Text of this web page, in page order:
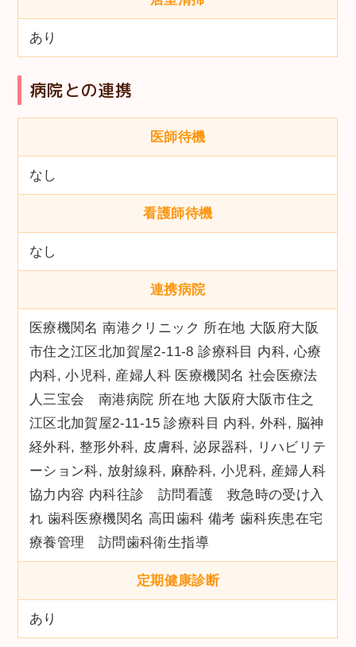
あり
病院との連携
医師待機
なし
看護師待機
なし
連携病院
医療機関名 南港クリニック 所在地 大阪府大阪
市住之江区北加賀屋2-11-8 診療科目 内科, 心療
内科, 小児科, 産婦人科 医療機関名 社会医療法
人三宝会 南港病院 所在地 大阪府大阪市住之
江区北加賀屋2‐11-15 診療科目 内科, 外科, 脳神
経外科, 整形外科, 皮膚科, 泌尿器科, リハビリテ
ーション科, 放射線科, 麻酔科, 小児科, 産婦人科
協力内容 内科往診 訪問看護 救急時の受け入
れ 歯科医療機関名 高田歯科 備考 歯科疾患在宅
療養管理 訪問歯科衛生指導
定期健康診断
あり